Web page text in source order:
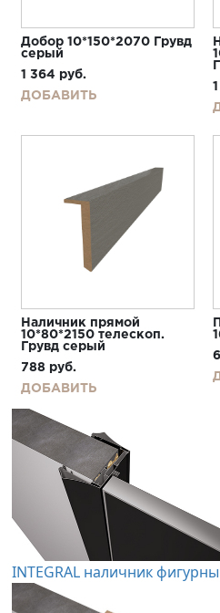
Добор 10*150*2070 Грувд
серый
1 364 руб.
ДОБАВИТЬ
Наличник прямой
10*80*2150 телескоп.
Грувд серый
788 руб.
ДОБАВИТЬ
INTEGRAL наличник